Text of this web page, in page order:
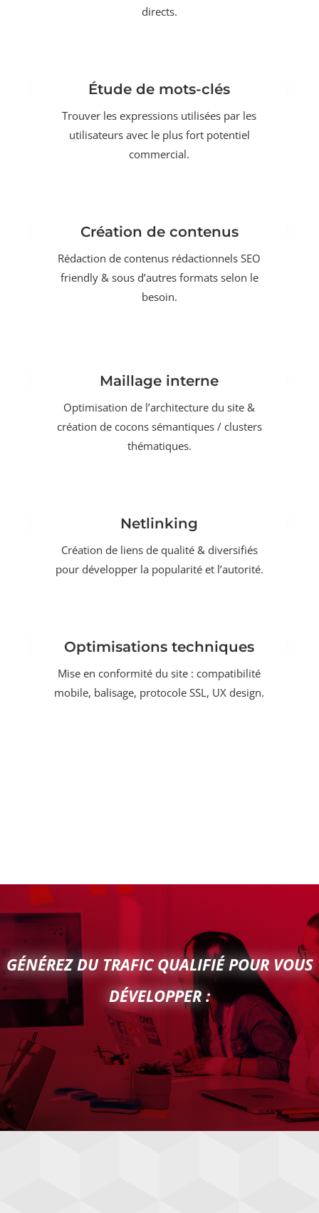
directs.
Étude de mots-clés
Trouver les expressions utilisées par les
utilisateurs avec le plus fort potentiel
commercial.
Création de contenus
Rédaction de contenus rédactionnels SEO
friendly & sous d’autres formats selon le
besoin.
Maillage interne
Optimisation de l’architecture du site &
création de cocons sémantiques / clusters
thématiques.
Netlinking
Création de liens de qualité & diversifiés
pour développer la popularité et l’autorité.
Optimisations techniques
Mise en conformité du site : compatibilité
mobile, balisage, protocole SSL, UX design.
GÉNÉREZ DU TRAFIC QUALIFIÉ POUR VOUS
DÉVELOPPER :